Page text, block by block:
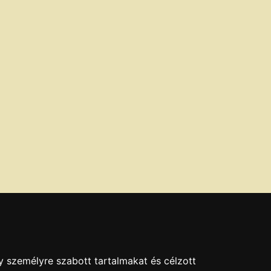
személyre szabott tartalmakat és célzott